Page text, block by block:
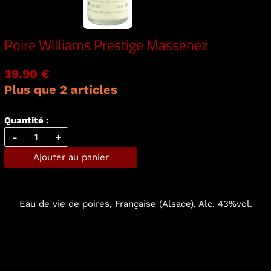
Poire Williams Prestige Massenez
39.90 €
Plus que 2 articles
Quantité :
- +
Ajouter au panier
Eau de vie de poires, Française (Alsace). Alc. 43%vol.